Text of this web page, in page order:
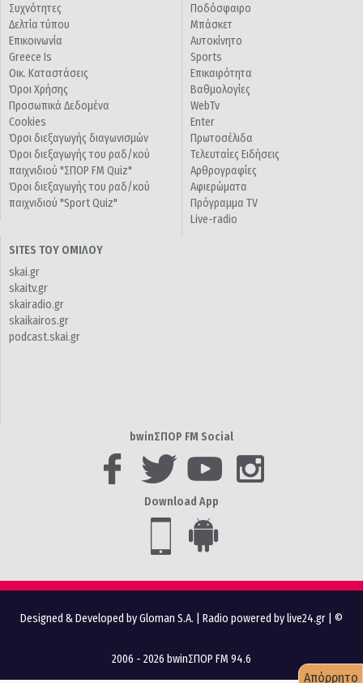
Συχνότητες
Δελτία τύπου
Επικοινωνία
Greece Is
Οικ. Καταστάσεις
Όροι Χρήσης
Προσωπικά Δεδομένα
Cookies
Όροι διεξαγωγής διαγωνισμών
Όροι διεξαγωγής του ραδ/κού
παιχνιδιού "ΣΠΟΡ FM Quiz"
Όροι διεξαγωγής του ραδ/κού
παιχνιδιού "Sport Quiz"
Ποδόσφαιρο
Μπάσκετ
Αυτοκίνητο
Sports
Επικαιρότητα
Βαθμολογίες
WebTv
Enter
Πρωτοσέλιδα
Τελευταίες Ειδήσεις
Αρθρογραφίες
Αφιερώματα
Πρόγραμμα TV
Live-radio
SITES ΤΟΥ ΟΜΙΛΟΥ
skai.gr
skaitv.gr
skairadio.gr
skaikairos.gr
podcast.skai.gr
bwinΣΠΟΡ FM Social
Download App
Designed & Developed by Gloman S.A. Radio powered by live24.gr | ©
2006 - 2026 bwinΣΠΟΡ FM 94.6
Απόρρητο